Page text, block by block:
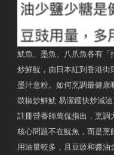
魷魚、墨魚、八爪魚各有「
炒鮮魷，由日本紅到香港街
墨汁意粉。如何烹調最健康
豉椒炒鮮魷 易潔鑊快炒減油
註冊營養師萬侃指出，烹調
核心問題不在魷魚，而是烹
用油量較多，且豆豉和醬